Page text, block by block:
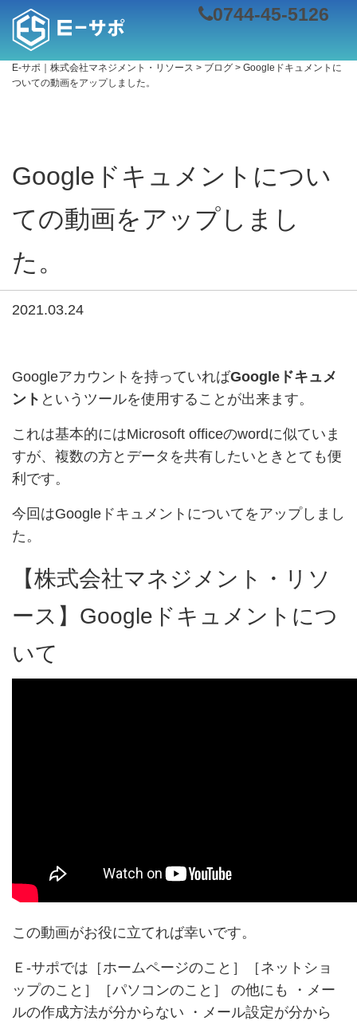
0744-45-5126
E-サポ｜株式会社マネジメント・リソース > ブログ > Googleドキュメントに
ついての動画をアップしました。
Googleドキュメントについ
ての動画をアップしまし
た。
2021.03.24
Googleアカウントを持っていればGoogleドキュメ
ント というツールを使用することが出来ます。
これは基本的にはMicrosoft officeのwordに似ていま
すが、複数の方とデータを共有したいときとても便
利です。
今回はGoogleドキュメントについてをアップしまし
た。
【株式会社マネジメント・リソ
ース】Googleドキュメントにつ
いて
この動画がお役に立てれば幸いです。
Ｅ-サポでは［ホームページのこと］［ネットショ
ップのこと］［パソコンのこと］ の他にも ・メー
ルの作成方法が分からない ・メール設定が分から